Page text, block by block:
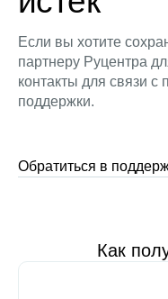
Если вы хотите
партнеру Руцентра
контакты для связи
поддержки.
Обратиться в
Как